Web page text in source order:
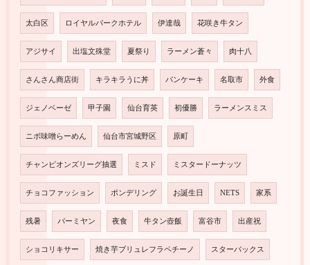
太白区 ロイヤルパークホテル 伊達哉 花咲き牛タン
アジサイ 出塩文殊堂 夏祭り ラーメン蒼々 肉十八
さんさん商店街 キラキラうに丼 パンケーキ 名取市 外食
ジェノベーゼ 甲子園 仙台育英 初優勝 ラーメンスミス
ニボ味噌らーめん 仙台市宮城野区 原町
チャンピオンズリーグ抽選 ミスド ミスタードーナッツ
チョコファッション ポンデリング お誕生日 NETS 家系
残暑 バーミヤン 夜食 牛タン壺飯 富谷市 出産祝
ショコリキサー 焼き芋ブリュレフラペチーノ スターバックス